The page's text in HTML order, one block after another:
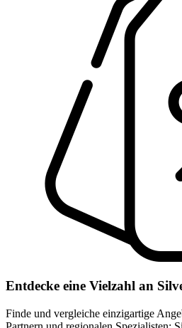
Entdecke eine Vielzahl an
Finde und vergleiche einzigartige